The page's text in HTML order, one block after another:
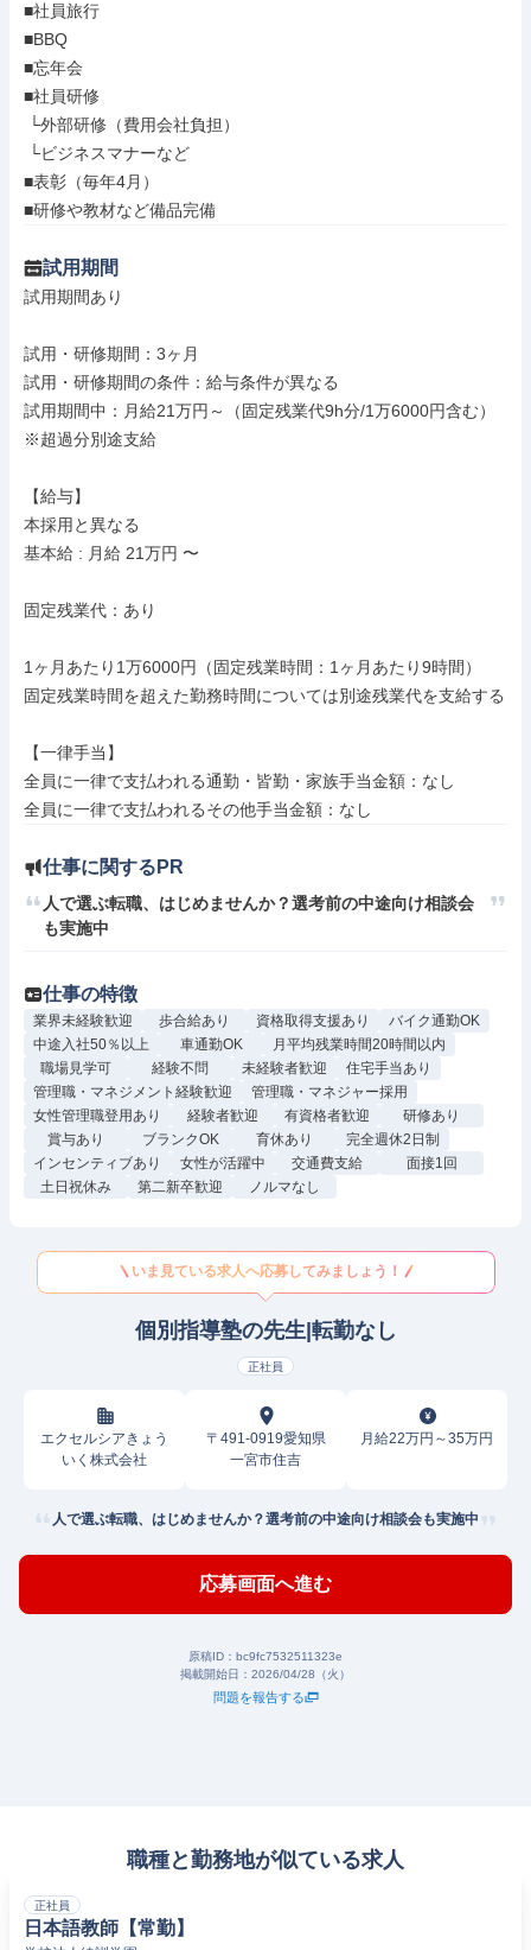
■社員旅行
■BBQ
■忘年会
■社員研修
■表彰（毎年4月）
■研修や教材など備品完備
試用期間
試用期間あり
試用・研修期間：3ヶ月
試用・研修期間の条件：給与条件が異なる
試用期間中：月給21万円～（固定残業代9h分/1万6000円含む）
※超過分別途支給
【給与】
本採用と異なる
基本給 : 月給 21万円 〜
固定残業代：あり
1ヶ月あたり1万6000円（固定残業時間：1ヶ月あたり9時間）
固定残業時間を超えた勤務時間については別途残業代を支給する
【一律手当】
全員に一律で支払われる通勤・皆勤・家族手当金額：なし
仕事に関するPR
人で選ぶ転職、はじめませんか？選考前の中途向け相談会
も実施中
仕事の特徴
業界未経験歓迎 歩合給あり 資格取得支援あり
バイク通勤OK
中途入社50％以上
車通勤OK
月平均残業時間20時間以内
職場見学可
経験不問 未経験者歓迎
住宅手当あり
管理職・マネジメント経験歓迎
管理職・マネジャー採用
女性管理職登用あり
経験者歓迎 有資格者歓迎
研修あり
賞与あり
ブランクOK 育休あり
完全週休2日制
インセンティブあり
女性が活躍中 交通費支給
面接1回
土日祝休み
第二新卒歓迎 ノルマなし
いま見ている求人へ応募してみましょう！
個別指導塾の先生|転勤なし
正社員
エクセルシアきょう
いく株式会社
〒491-0919愛知県
一宮市住吉
月給22万円～35万円
人で選ぶ転職、はじめませんか？選考前の中途向け相談会も実施中
応募画面へ進む
原稿ID： bc9fc7532511323e
掲載開始日： 2026/04/28（火）
問題を報告する
職種と勤務地が似ている求人
正社員
日本語教師【常勤】